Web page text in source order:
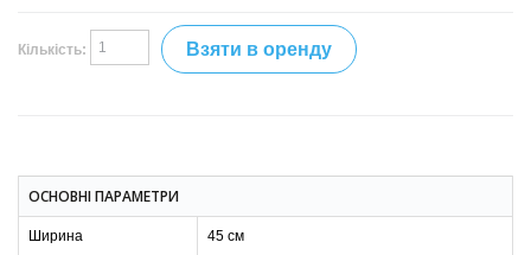
Кількість: Взяти в оренду
ОСНОВНІ ПАРАМЕТРИ
Ширина 45 см